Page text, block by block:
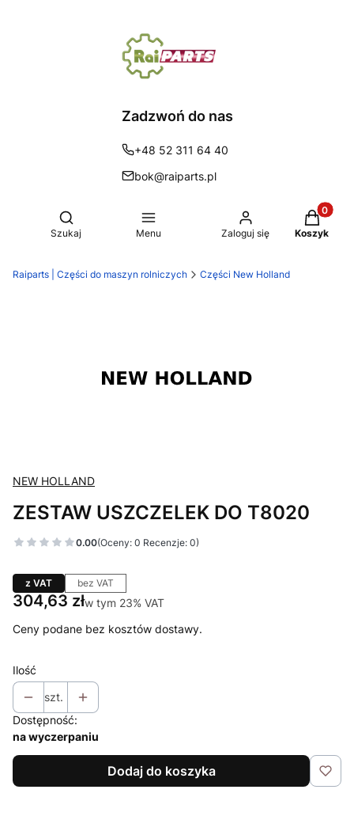
Zadzwoń do nas
+48 52 311 64 40
bok@raiparts.pl
Otwórz wyszukiwarkę
Szukaj Menu Zaloguj się Koszyk
Raiparts | Części do maszyn rolniczych Części New Holland
NEW HOLLAND
ZESTAW USZCZELEK DO T8020
0.00(Oceny: 0 Recenzje: 0)
z VAT bez VAT
Cena
304,63 złw tym 23% VAT
w tym 23% VAT
Ceny podane bez kosztów dostawy.
Ilość
szt.
Dostępność:
na wyczerpaniu
Dodaj do koszyka